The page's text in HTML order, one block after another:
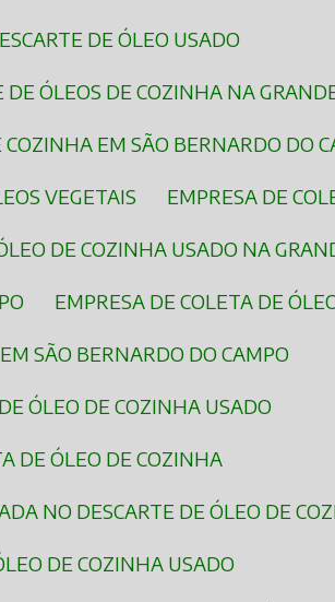
DESCARTE DE ÓLEO USADO
DE ÓLEOS DE COZINHA NA
COZINHA EM SÃO BERNARDO DO
VEGETAIS EMPRESA DE
DE COZINHA USADO NA
EMPRESA DE COLETA DE
SÃO BERNARDO DO CAMPO
ÓLEO DE COZINHA USADO
DE ÓLEO DE COZINHA
NO DESCARTE DE ÓLEO DE
DE COZINHA USADO